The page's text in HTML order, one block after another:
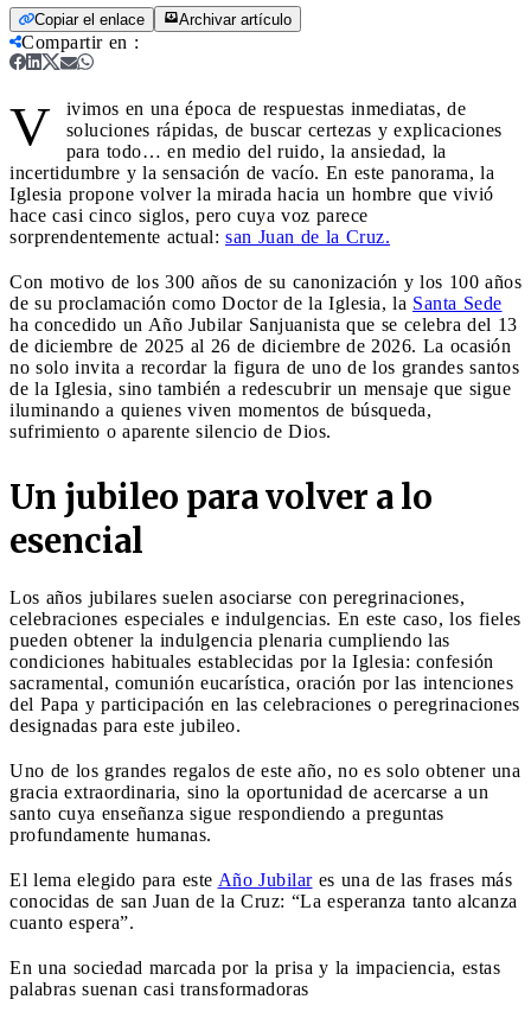
Copiar el enlace Archivar artículo
Compartir en :
V
ivimos en una época de respuestas inmediatas, de
soluciones rápidas, de buscar certezas y explicaciones
para todo… en medio del ruido, la ansiedad, la
incertidumbre y la sensación de vacío. En este panorama, la
Iglesia propone volver la mirada hacia un hombre que vivió
hace casi cinco siglos, pero cuya voz parece
sorprendentemente actual: san Juan de la Cruz.
Con motivo de los 300 años de su canonización y los 100 años
de su proclamación como Doctor de la Iglesia, la Santa Sede
ha concedido un Año Jubilar Sanjuanista que se celebra del 13
de diciembre de 2025 al 26 de diciembre de 2026. La ocasión
no solo invita a recordar la figura de uno de los grandes santos
de la Iglesia, sino también a redescubrir un mensaje que sigue
iluminando a quienes viven momentos de búsqueda,
sufrimiento o aparente silencio de Dios.
Un jubileo para volver a lo
esencial
Los años jubilares suelen asociarse con peregrinaciones,
celebraciones especiales e indulgencias. En este caso, los fieles
pueden obtener la indulgencia plenaria cumpliendo las
condiciones habituales establecidas por la Iglesia: confesión
sacramental, comunión eucarística, oración por las intenciones
del Papa y participación en las celebraciones o peregrinaciones
designadas para este jubileo.
Uno de los grandes regalos de este año, no es solo obtener una
gracia extraordinaria, sino la oportunidad de acercarse a un
santo cuya enseñanza sigue respondiendo a preguntas
profundamente humanas.
El lema elegido para este Año Jubilares una de las frases más
conocidas de san Juan de la Cruz: “La esperanza tanto alcanza
cuanto espera”.
En una sociedad marcada por la prisa y la impaciencia, estas
palabras suenan casi transformadoras